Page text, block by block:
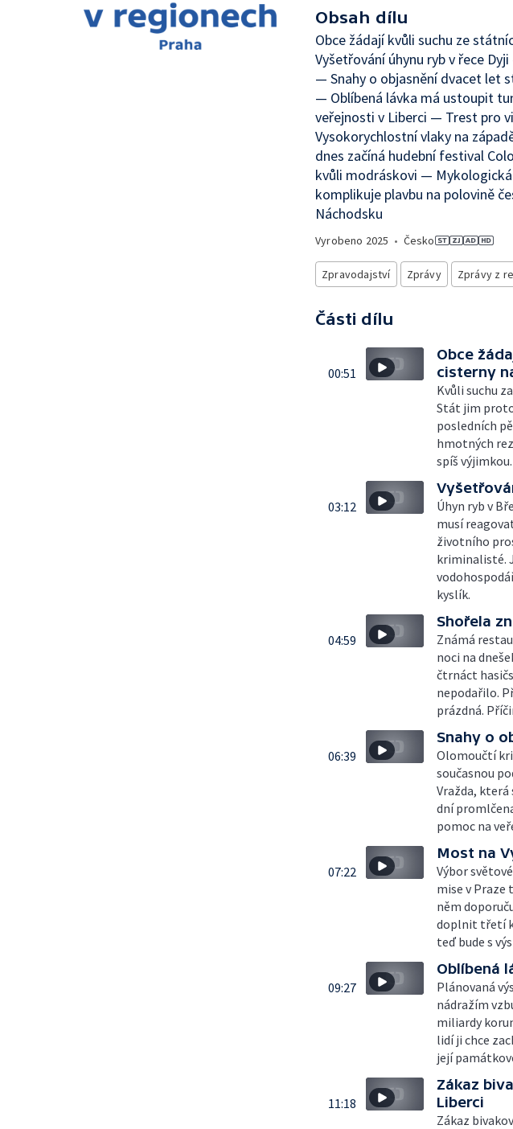
Obsah dílu
Obce žádají kvůli suchu ze
Vyšetřování úhynu ryb v řece
— Snahy o objasnění dvacet let
— Oblíbená lávka má ustoupit
veřejnosti v Liberci — Trest pro
Vysokorychlostní vlaky na
dnes začíná hudební festival
kvůli modráskovi —
komplikuje plavbu na polovině
Náchodsku
Vyrobeno 2025 • Česko
Zpravodajství Zprávy Zprávy z
Části dílu
00:51
Obce
cisterny
Kvůli suchu
Stát jim proto
posledních
hmotných
spíš výjimkou.
03:12
Úhyn ryb v
musí
životního
kriminalisté.
kyslík.
04:59
Shořela
Známá
noci na
čtrnáct
nepodařilo.
prázdná.
06:39
Snahy o
Olomoučtí
současnou
Vražda, která
dní
pomoc na
07:22
Most na
Výbor
mise v Praze
něm
doplnit třetí
teď bude s
09:27
Oblíbená
Plánovaná
nádražím
miliardy
lidí ji chce
její
11:18
Zákaz
Liberci
Zákaz